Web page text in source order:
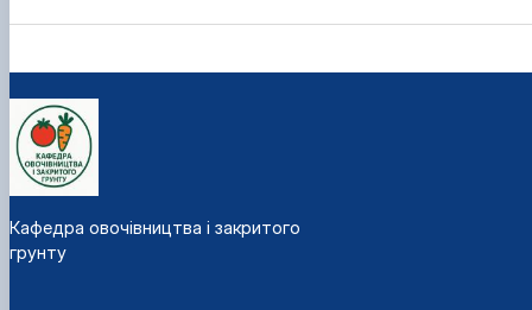
Кафедра овочівництва і закритого
грунту